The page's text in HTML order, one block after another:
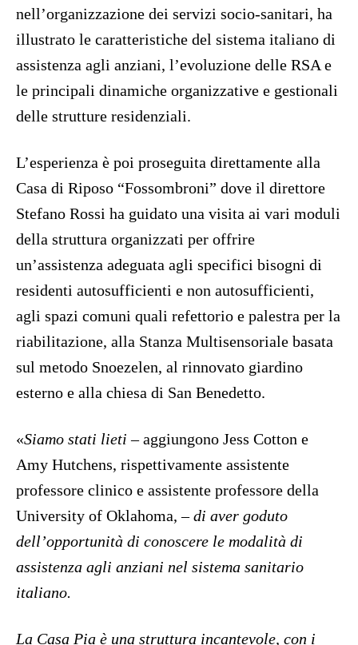
nell’organizzazione dei servizi socio-sanitari, ha
illustrato le caratteristiche del sistema italiano di
assistenza agli anziani, l’evoluzione delle RSA e
le principali dinamiche organizzative e gestionali
delle strutture residenziali.
L’esperienza è poi proseguita direttamente alla
Casa di Riposo “Fossombroni” dove il direttore
Stefano Rossi ha guidato una visita ai vari moduli
della struttura organizzati per offrire
un’assistenza adeguata agli specifici bisogni di
residenti autosufficienti e non autosufficienti,
agli spazi comuni quali refettorio e palestra per la
riabilitazione, alla Stanza Multisensoriale basata
sul metodo Snoezelen, al rinnovato giardino
esterno e alla chiesa di San Benedetto.
«Siamo stati lieti – aggiungono Jess Cotton e
Amy Hutchens, rispettivamente assistente
professore clinico e assistente professore della
University of Oklahoma, –di aver goduto
dell’opportunità di conoscere le modalità di
assistenza agli anziani nel sistema sanitario
italiano.
La Casa Pia è una struttura incantevole, con i